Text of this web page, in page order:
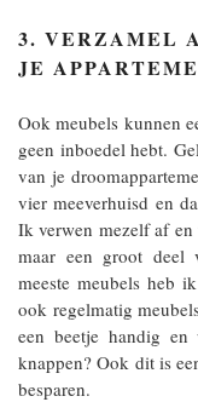
3. VERZAMEL
JE
Ook meubels kunnen
geen inboedel hebt.
van je
vier meeverhuisd en
Ik verwen mezelf af
maar een groot deel
meeste meubels heb
ook regelmatig
een beetje handig
knappen? Ook dit is
besparen.